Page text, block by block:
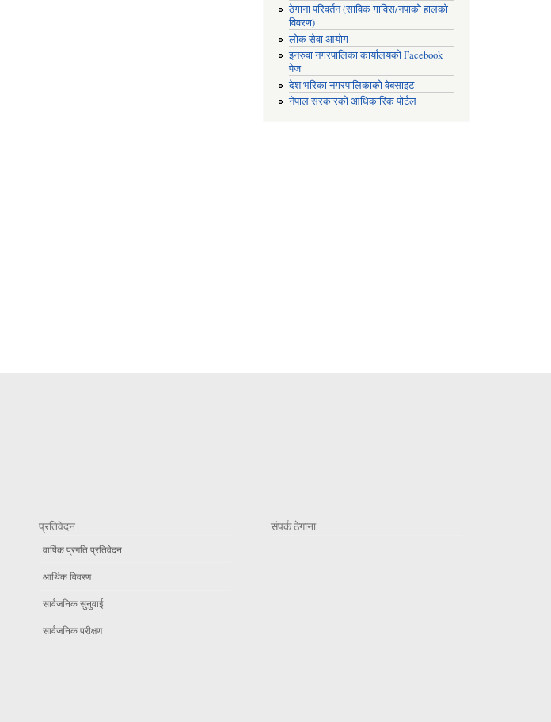
ठेगाना परिवर्तन (साविक गाविस/नपाको हालको
विवरण)
लोक सेवा आयोग
इनरुवा नगरपालिका कार्यालयको Facebook
पेज
देश भरिका नगरपालिकाको वेबसाइट
नेपाल सरकारको आधिकारिक पोर्टल
प्रतिवेदन
वार्षिक प्रगति प्रतिवेदन
आर्थिक विवरण
सार्वजनिक सुनुवाई
सार्वजनिक परीक्षण
संपर्क ठेगाना